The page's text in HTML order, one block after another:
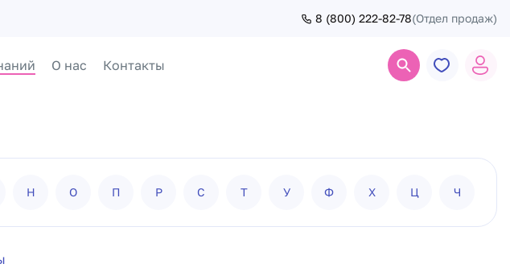
8 (800) 222-82-78(Отдел продаж)
О нас Контакты
Н О П Р С Т У Ф Х Ц Ч